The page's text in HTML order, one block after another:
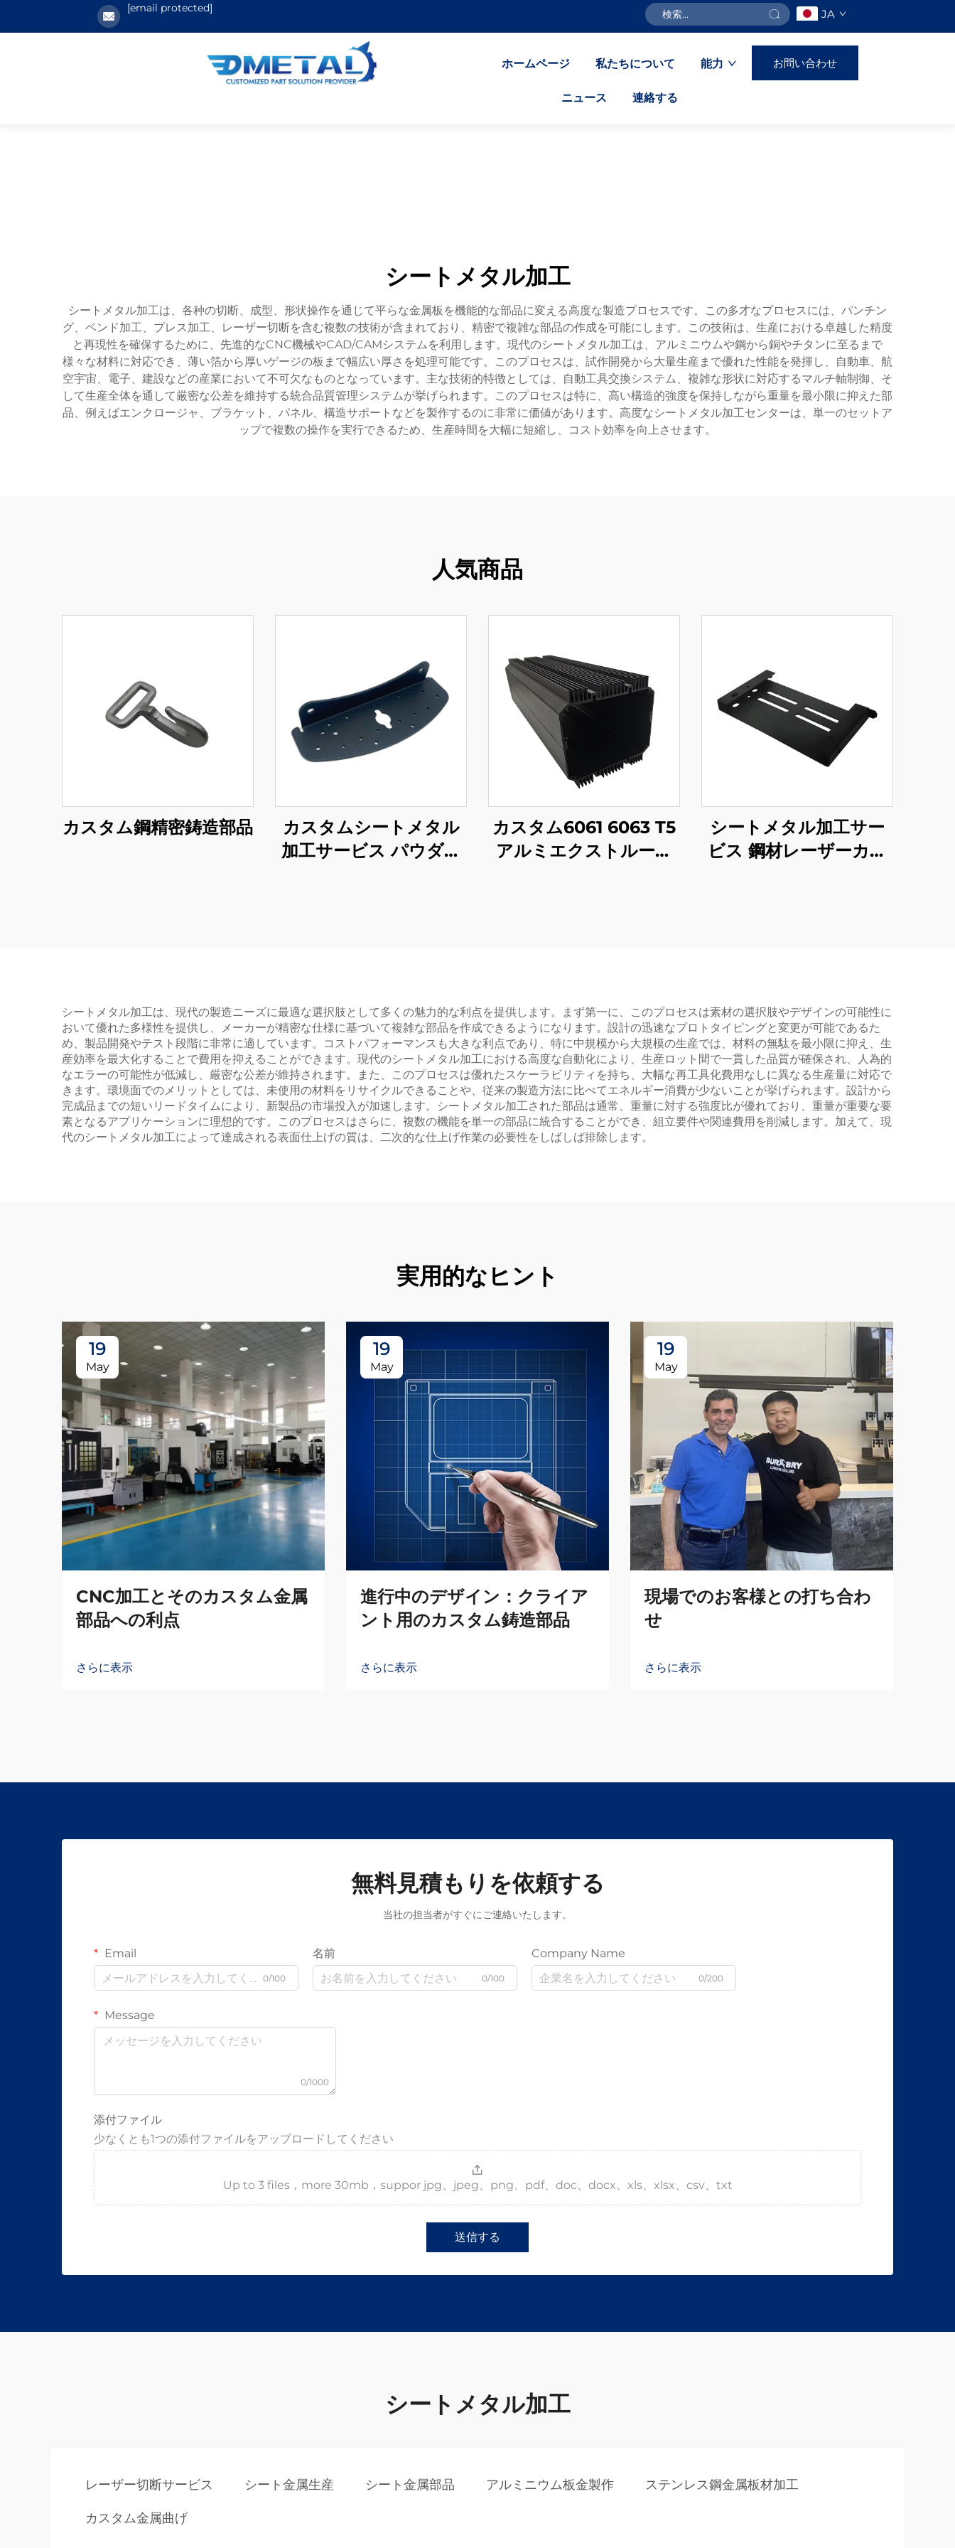
[email protected] JA
ホームページ 私たちについて 能力
ニュース 連絡する
お問い合わせ
シートメタル加工
シートメタル加工は、各种の切断、成型、形状操作を通じて平らな金属板を機能的な部品に変える高度な製造プロセスです。この多才なプロセスには、パンチン
グ、ベンド加工、プレス加工、レーザー切断を含む複数の技術が含まれており、精密で複雑な部品の作成を可能にします。この技術は、生産における卓越した精度
と再現性を確保するために、先進的なCNC機械やCAD/CAMシステムを利用します。現代のシートメタル加工は、アルミニウムや鋼から銅やチタンに至るまで
様々な材料に対応でき、薄い箔から厚いゲージの板まで幅広い厚さを処理可能です。このプロセスは、試作開発から大量生産まで優れた性能を発揮し、自動車、航
空宇宙、電子、建設などの産業において不可欠なものとなっています。主な技術的特徴としては、自動工具交換システム、複雑な形状に対応するマルチ軸制御、そ
して生産全体を通して厳密な公差を維持する統合品質管理システムが挙げられます。このプロセスは特に、高い構造的強度を保持しながら重量を最小限に抑えた部
品、例えばエンクロージャ、ブラケット、パネル、構造サポートなどを製作するのに非常に価値があります。高度なシートメタル加工センターは、単一のセットア
ップで複数の操作を実行できるため、生産時間を大幅に短縮し、コスト効率を向上させます。
人気商品
カスタム鋼精密鋳造部品
カスタムシートメタル
加工サービス パウダー
カスタム6061 6063 T5
アルミエクストルージ
シートメタル加工サー
ビス 鋼材レーザーカッ
シートメタル加工は、現代の製造ニーズに最適な選択肢として多くの魅力的な利点を提供します。まず第一に、このプロセスは素材の選択肢やデザインの可能性に
おいて優れた多様性を提供し、メーカーが精密な仕様に基づいて複雑な部品を作成できるようになります。設計の迅速なプロトタイピングと変更が可能であるた
め、製品開発やテスト段階に非常に適しています。コストパフォーマンスも大きな利点であり、特に中規模から大規模の生産では、材料の無駄を最小限に抑え、生
産効率を最大化することで費用を抑えることができます。現代のシートメタル加工における高度な自動化により、生産ロット間で一貫した品質が確保され、人為的
なエラーの可能性が低減し、厳密な公差が維持されます。また、このプロセスは優れたスケーラビリティを持ち、大幅な再工具化費用なしに異なる生産量に対応で
きます。環境面でのメリットとしては、未使用の材料をリサイクルできることや、従来の製造方法に比べてエネルギー消費が少ないことが挙げられます。設計から
完成品までの短いリードタイムにより、新製品の市場投入が加速します。シートメタル加工された部品は通常、重量に対する強度比が優れており、重量が重要な要
素となるアプリケーションに理想的です。このプロセスはさらに、複数の機能を単一の部品に統合することができ、組立要件や関連費用を削減します。加えて、現
代のシートメタル加工によって達成される表面仕上げの質は、二次的な仕上げ作業の必要性をしばしば排除します。
実用的なヒント
19
May
CNC加工とそのカスタム金属
部品への利点
さらに表示
19
May
進行中のデザイン：クライア
ント用のカスタム鋳造部品
さらに表示
19
May
現場でのお客様との打ち合わ
せ
さらに表示
無料見積もりを依頼する
当社の担当者がすぐにご連絡いたします。
Email
0/100
名前
0/100
Company Name
0/200
Message
0/1000
添付ファイル
少なくとも1つの添付ファイルをアップロードしてください
Up to 3 files，more 30mb，suppor jpg、jpeg、png、pdf、doc、docx、xls、xlsx、csv、txt
送信する
シートメタル加工
レーザー切断サービス シート金属生産 シート金属部品 アルミニウム板金製作 ステンレス鋼金属板材加工
カスタム金属曲げ